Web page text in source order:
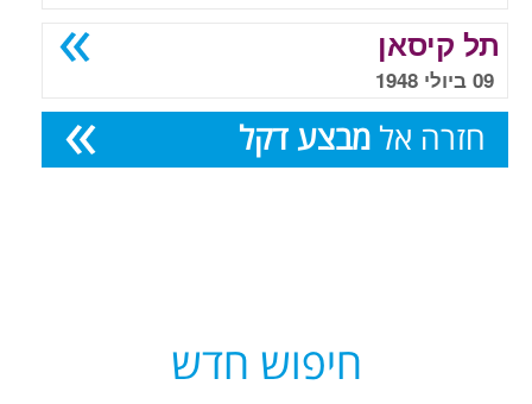
תל קיסאן
09 ביולי 1948
חזרה אל מבצע דקל
חיפוש חדש